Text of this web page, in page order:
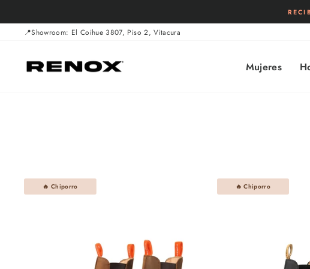
📍Showroom: El Coihue 3807, Piso 2, Vitacura
Mujeres
🔥 Chiporro 🔥 Chiporro